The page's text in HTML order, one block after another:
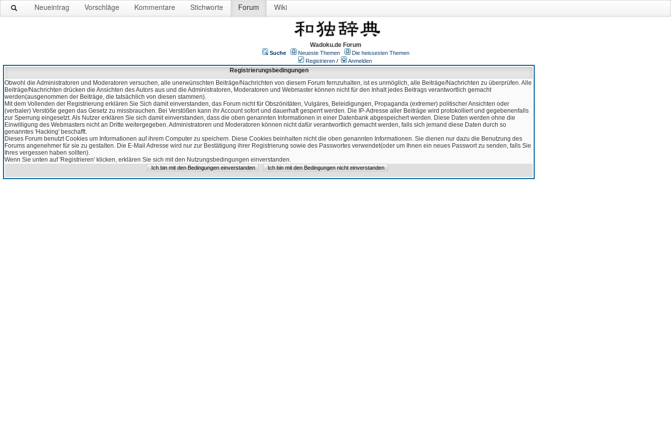
Neueintrag Vorschläge Kommentare Stichworte Forum Wiki
Wadoku.de Forum
Suche Neueste Themen
Die heissesten Themen
Registrieren / Anmelden
Registrierungsbedingungen
Obwohl die Administratoren und Moderatoren versuchen, alle unerwünschten Beiträge/Nachrichten von diesem Forum fernzuhalten, ist es unmöglich, alle Beiträge/Nachrichten zu überprüfen. Alle
Beiträge/Nachrichten drücken die Ansichten des Autors aus und die Administratoren, Moderatoren und Webmaster können nicht für den Inhalt jedes Beitrags verantwortlich gemacht
werden(ausgenommen der Beiträge, die tatsächlich von diesen stammen).
Mit dem Vollenden der Registrierung erklären Sie Sich damit einverstanden, das Forum nicht für Obszönitäten, Vulgäres, Beleidigungen, Propaganda (extremer) politischer Ansichten oder
(verbaler) Verstöße gegen das Gesetz zu missbrauchen. Bei Verstößen kann ihr Account sofort und dauerhaft gesperrt werden. Die IP-Adresse aller Beiträge wird protokolliert und gegebenenfalls
zur Sperrung eingesetzt. Als Nutzer erklären Sie sich damit einverstanden, dass die oben genannten Informationen in einer Datenbank abgespeichert werden. Diese Daten werden ohne die
Einwilligung des Webmasters nicht an Dritte weitergegeben. Administratoren und Moderatoren können nicht dafür verantwortlich gemacht werden, falls sich jemand diese Daten durch so
genanntes 'Hacking' beschafft.
Dieses Forum benutzt Cookies um Informationen auf ihrem Computer zu speichern. Diese Cookies beinhalten nicht die oben genannten Informationen. Sie dienen nur dazu die Benutzung des
Forums angenehmer für sie zu gestalten. Die E-Mail Adresse wird nur zur Bestätigung ihrer Registrierung sowie des Passwortes verwendet(oder um Ihnen ein neues Passwort zu senden, falls Sie
Ihres vergessen haben sollten).
Wenn Sie unten auf 'Registrieren' klicken, erklären Sie sich mit den Nutzungsbedingungen einverstanden.